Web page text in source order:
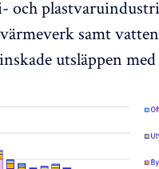
och
samt
utsläppen med